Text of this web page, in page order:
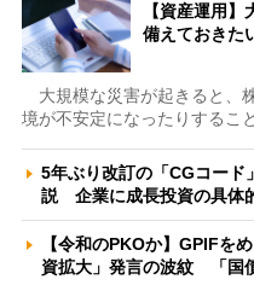
【資産運用
備えておきた
大規模な災害が起きると、
境が不安定になったりするこ
5年ぶり改訂の「CGコード
説 企業に成長投資の具体
【令和のPKOか】GPIFを
資拡大」発言の波紋 「国